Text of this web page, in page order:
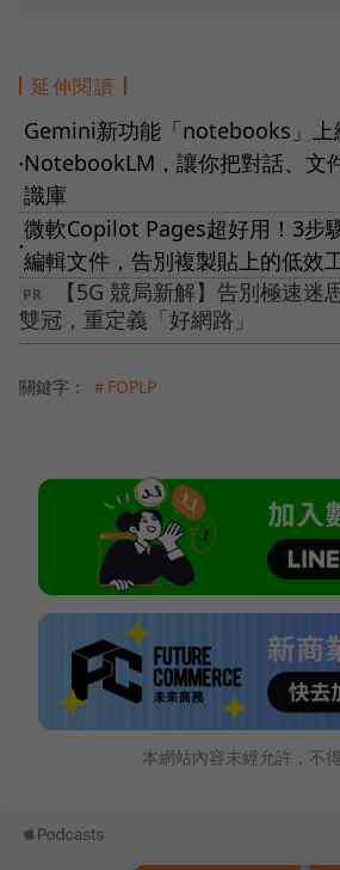
延伸閱讀
●
Gemini新功能「notebooks」上
NotebookLM，讓你把對話、文
識庫
●
微軟Copilot Pages超好用！3步
編輯文件，告別複製貼上的低效
【5G 競局新解】告別極速迷
雙冠，重定義「好網路」
關鍵字： ＃FOPLP
本網站內容未經允許，不得